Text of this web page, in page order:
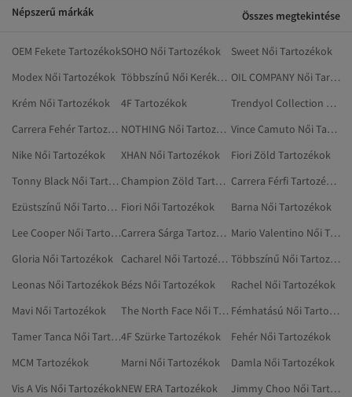
Népszerű márkák Összes megtekintése
OEM Fekete TartozékokSOHO Női Tartozékok
Sweet Női Tartozékok
Modex Női Tartozékok
Többszínű Női Kerékpárok És Tartozékok
OIL COMPANY Női Tartozékok
Krém Női Tartozékok
4F Tartozékok
Trendyol Collection Női Tartozékok
Carrera Fehér Tartozékok
NOTHING Női Tartozékok
Vince Camuto Női Tartozékok
Nike Női Tartozékok
XHAN Női Tartozékok
Fiori Zöld Tartozékok
Tonny Black Női Tartozékok
Champion Zöld Tartozékok
Carrera Férfi Tartozékok
Ezüstszínű Női Tartozékok Fiori Női Tartozékok
Barna Női Tartozékok
Lee Cooper Női Tartozékok
Carrera Sárga Tartozékok
Mario Valentino Női Tartozékok
Gloria Női Tartozékok
Cacharel Női Tartozékok
Többszínű Női Tartozékok
Leonas Női Tartozékok Bézs Női Tartozékok
Rachel Női Tartozékok
Mavi Női Tartozékok
The North Face Női Tartozékok
Fémhatású Női Tartozékok
Tamer Tanca Női Tartozékok4F Szürke Tartozékok
Fehér Női Tartozékok
MCM Tartozékok
Marni Női Tartozékok
Damla Női Tartozékok
Vis A Vis Női TartozékokNEW ERA Tartozékok
Jimmy Choo Női Tartozékok